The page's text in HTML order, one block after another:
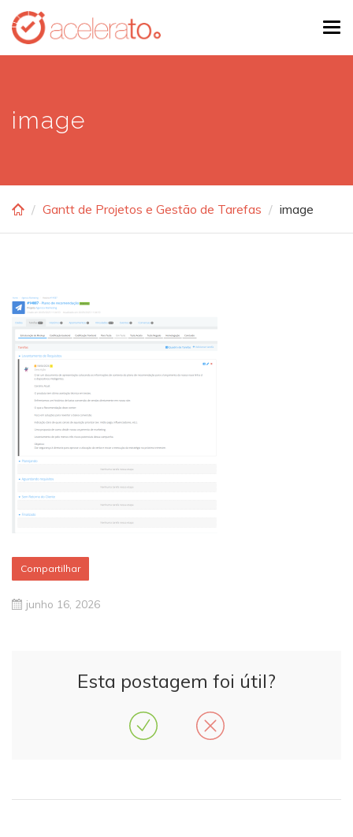
Skip
main
image
Gantt de Projetos e Gestão de Tarefas image
Compartilhar
junho 16, 2026
Esta postagem foi útil?